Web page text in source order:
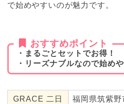
で始めやすいのが魅力です。
おすすめポイント
・まるごとセットでお得！
・リーズナブルなので始めや
GRACE 二日
福岡県筑紫